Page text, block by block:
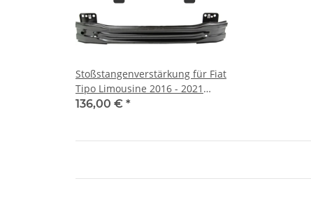
Stoßstangenverstärkung für Fiat
Tipo Limousine 2016 - 2021
vorne
136,00 € *